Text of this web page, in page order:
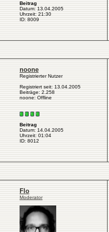
Beitrag
Datum: 13.04.2005
Uhrzeit: 21:30
ID: 8009
noone
Registrierter Nutzer
Registriert seit: 13.04.2005
Beiträge: 2.258
noone: Offline
Beitrag
Datum: 14.04.2005
Uhrzeit: 01:04
ID: 8012
Flo
Moderator